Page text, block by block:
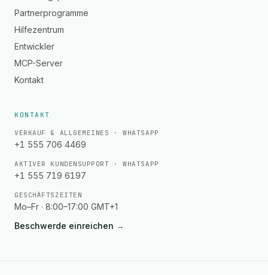
Partnerprogramme
Hilfezentrum
Entwickler
MCP-Server
Kontakt
KONTAKT
VERKAUF & ALLGEMEINES · WHATSAPP
+1 555 706 4469
AKTIVER KUNDENSUPPORT · WHATSAPP
+1 555 719 6197
GESCHÄFTSZEITEN
Mo–Fr · 8:00–17:00 GMT+1
Beschwerde einreichen →